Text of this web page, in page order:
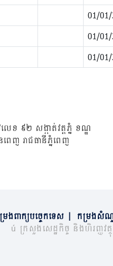
01/01/
01/01/
01/01/
លេខ ៩២ សង្កាត់វត្តភ្នំ ខណ្ឌ
ពេញ រាជធានីភ្នំពេញ
រងពាក្យបច្ចេកទេស កម្រងសំណួ
© ក្រសួងសេដ្ឋកិច្ច និងហិរញ្ញវត្